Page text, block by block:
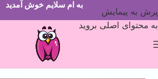
پرش به پیمایش
به محتوای اصلی بروید
به ام سلایم خوش آمدید